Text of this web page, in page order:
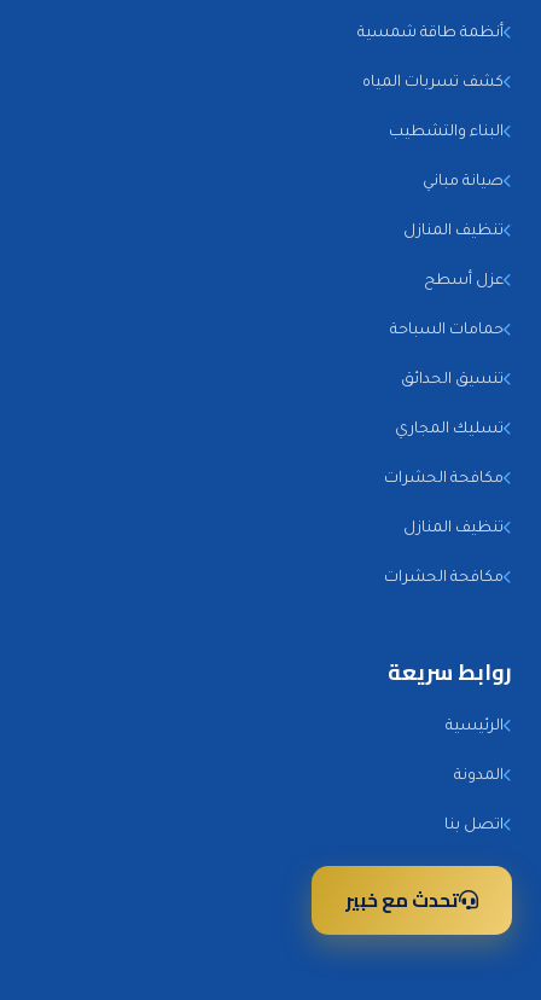
أنظمة طاقة شمسية
كشف تسربات المياه
البناء والتشطيب
صيانة مباني
تنظيف المنازل
عزل أسطح
حمامات السباحة
تنسيق الحدائق
تسليك المجاري
مكافحة الحشرات
تنظيف المنازل
مكافحة الحشرات
روابط سريعة
الرئيسية
المدونة
اتصل بنا
تحدث مع خبير